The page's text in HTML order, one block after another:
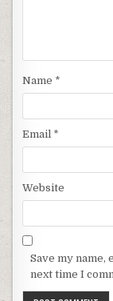
Name *
Email *
Website
Save my
next time I